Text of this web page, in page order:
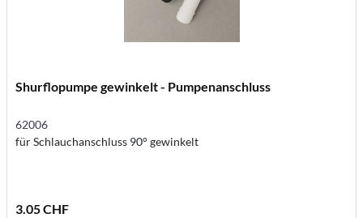
Shurflopumpe gewinkelt - Pumpenanschluss
62006
für Schlauchanschluss 90° gewinkelt
3.05 CHF